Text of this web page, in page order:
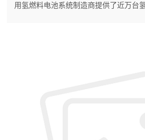
用氢燃料电池系统制造商提供了近万台